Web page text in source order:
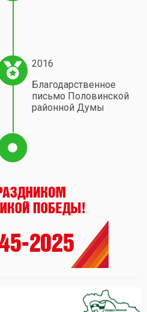
2016
Благодарственное
письмо Половинской
районной Думы